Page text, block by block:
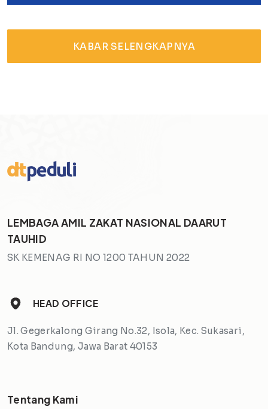
KABAR SELENGKAPNYA
LEMBAGA AMIL ZAKAT NASIONAL DAARUT
TAUHID
SK KEMENAG RI NO 1200 TAHUN 2022
HEAD OFFICE
Jl. Gegerkalong Girang No.32, Isola, Kec. Sukasari,
Kota Bandung, Jawa Barat 40153
Tentang Kami